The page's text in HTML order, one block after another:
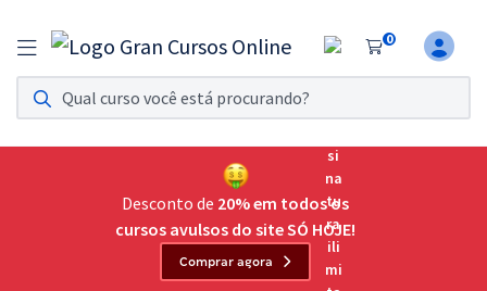
0
Assinatura Ilimitada 11
Acesso a todos os cursos. Teste grátis por 7 dias!
Assinatura OAB Até Passar
Acesso ilimitado a toda preparação para o Exame da
Residências Multiprofissionais
Desconto de 20% em todos os
cursos avulsos do site SÓ HOJE!
Comprar agora